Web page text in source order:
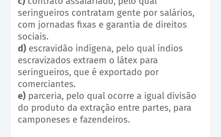
seringueiros contratam gente por salários,
com jornadas fixas e garantia de direitos
sociais.
d) escravidão indígena, pelo qual índios
escravizados extraem o látex para
seringueiros, que é exportado por
comerciantes.
e) parceria, pelo qual ocorre a igual divisão
do produto da extração entre partes, para
camponeses e fazendeiros.